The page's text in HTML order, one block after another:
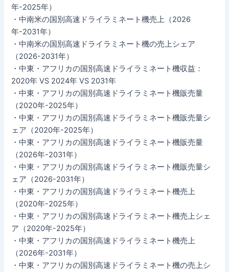
年-2025年）
・中南米の国別高速ドライラミネート機売上（2026
年-2031年）
・中南米の国別高速ドライラミネート機の売上シェア
（2026-2031年）
・中東・アフリカの国別高速ドライラミネート機収益：
2020年 VS 2024年 VS 2031年
・中東・アフリカの国別高速ドライラミネート機販売量
（2020年-2025年）
・中東・アフリカの国別高速ドライラミネート機販売量シ
ェア（2020年-2025年）
・中東・アフリカの国別高速ドライラミネート機販売量
（2026年-2031年）
・中東・アフリカの国別高速ドライラミネート機販売量シ
ェア（2026-2031年）
・中東・アフリカの国別高速ドライラミネート機売上
（2020年-2025年）
・中東・アフリカの国別高速ドライラミネート機売上シェ
ア（2020年-2025年）
・中東・アフリカの国別高速ドライラミネート機売上
（2026年-2031年）
・中東・アフリカの国別高速ドライラミネート機の売上シ